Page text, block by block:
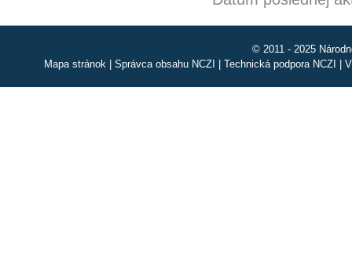
© 2011 - 2025
Mapa stránok| Správca obsahu NCZI Technická podpora NCZI